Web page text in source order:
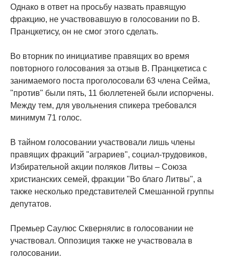
Однако в ответ на просьбу назвать правящую
фракцию, не участвовавшую в голосовании по В.
Пранцкетису, он не смог этого сделать.
Во вторник по инициативе правящих во время
повторного голосования за отзыв В. Пранцкетиса с
занимаемого поста проголосовали 63 члена Cейма,
"против" были пять, 11 бюллетеней были испорчены.
Между тем, для увольнения спикера требовался
минимум 71 голос.
В тайном голосовании участвовали лишь члены
правящих фракций "аграриев", социал-трудовиков,
Избирательной акции поляков Литвы – Союза
христианских семей, фракции "Во благо Литвы", а
также несколько представителей Смешанной группы
депутатов.
Премьер Саулюс Сквернялис в голосовании не
участвовал. Оппозиция также не участвовала в
голосовании.